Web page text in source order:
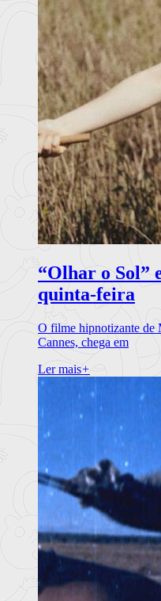
“Olhar o Sol”
quinta-feira
O filme hipnotizante de
Cannes, chega em
Ler mais+